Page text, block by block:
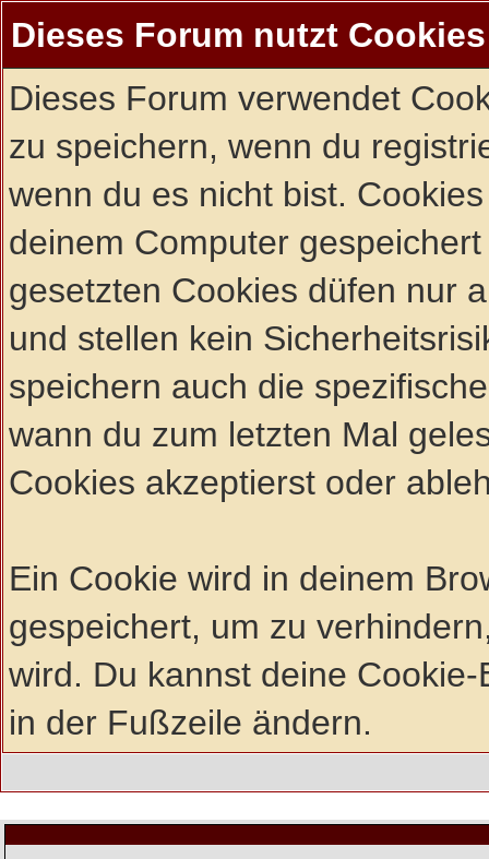
Dieses Forum nutzt Cookies
Dieses Forum verwendet
zu speichern, wenn du
wenn du es nicht bist.
deinem Computer
gesetzten Cookies düfen nur
und stellen kein
speichern auch die
wann du zum letzten Mal
Cookies akzeptierst oder
Ein Cookie wird in deinem
gespeichert, um zu
wird. Du kannst deine
in der Fußzeile ändern.